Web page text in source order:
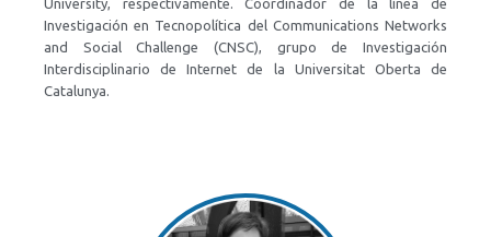
Investigación en Tecnopolítica del Communications Networks
and Social Challenge (CNSC), grupo de Investigación
Interdisciplinario de Internet de la Universitat Oberta de
Catalunya.